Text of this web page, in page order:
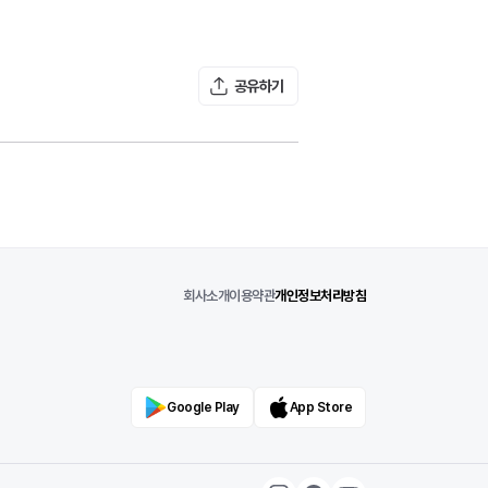
공유하기
회사소개이용약관개인정보처리방침
Google Play App Store